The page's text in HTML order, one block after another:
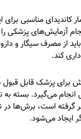
کاندیدای مناسبی
آزمایش‌های پزشکی
از مصرف سیگار و
کند.
برای پزشک قابل
می‌گیرد. بسته
گرفته است، برش‌ها در
ایجاد می‌شود.